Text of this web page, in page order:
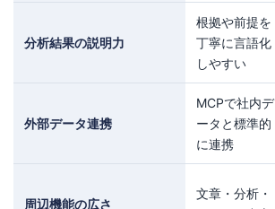
分析結果の説明力
根拠や前提を
丁寧に言語化
しやすい
外部データ連携
MCPで社内デ
ータと標準的
に連携
周辺機能の広さ
文章・分析・